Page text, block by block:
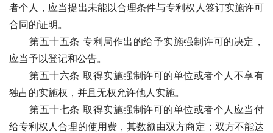
者个人，应当提出未能以合理条件与专利权人签订实施许可
合同的证明。
第五十五条 专利局作出的给予实施强制许可的决定，
应当予以登记和公告。
第五十六条 取得实施强制许可的单位或者个人不享有
独占的实施权，并且无权允许他人实施。
第五十七条 取得实施强制许可的单位或者个人应当付
给专利权人合理的使用费，其数额由双方商定；双方不能达